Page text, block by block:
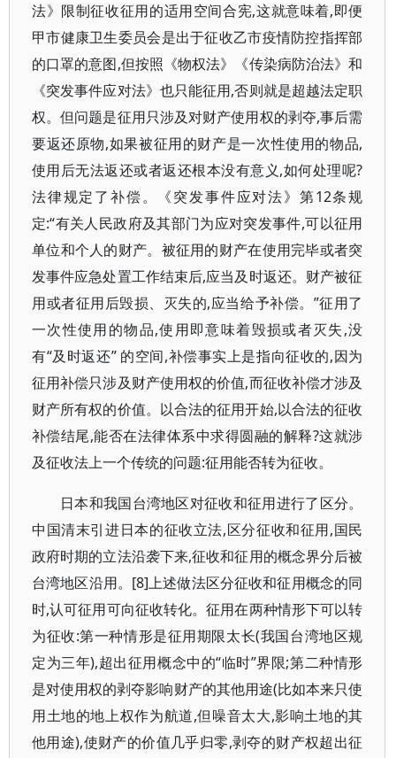
法》限制征收征用的适用空间合宪,这就意味着,即便
甲市健康卫生委员会是出于征收乙市疫情防控指挥部
的口罩的意图,但按照《物权法》《传染病防治法》和
《突发事件应对法》也只能征用,否则就是超越法定职
权。但问题是征用只涉及对财产使用权的剥夺,事后需
要返还原物,如果被征用的财产是一次性使用的物品,
使用后无法返还或者返还根本没有意义,如何处理呢?
法律规定了补偿。《突发事件应对法》第12条规
定:“有关人民政府及其部门为应对突发事件,可以征用
单位和个人的财产。被征用的财产在使用完毕或者突
发事件应急处置工作结束后,应当及时返还。财产被征
用或者征用后毁损、灭失的,应当给予补偿。”征用了
一次性使用的物品,使用即意味着毁损或者灭失,没
有“及时返还” 的空间,补偿事实上是指向征收的,因为
征用补偿只涉及财产使用权的价值,而征收补偿才涉及
财产所有权的价值。以合法的征用开始,以合法的征收
补偿结尾,能否在法律体系中求得圆融的解释?这就涉
及征收法上一个传统的问题:征用能否转为征收。
日本和我国台湾地区对征收和征用进行了区分。
中国清末引进日本的征收立法,区分征收和征用,国民
政府时期的立法沿袭下来,征收和征用的概念界分后被
台湾地区沿用。[8]上述做法区分征收和征用概念的同
时,认可征用可向征收转化。征用在两种情形下可以转
为征收:第一种情形是征用期限太长(我国台湾地区规
定为三年),超出征用概念中的“临时”界限;第二种情形
是对使用权的剥夺影响财产的其他用途(比如本来只使
用土地的地上权作为航道,但噪音太大,影响土地的其
他用途),使财产的价值几乎归零,剥夺的财产权超出征